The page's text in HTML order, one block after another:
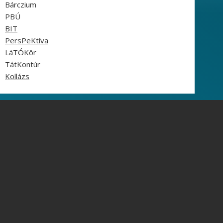
Bárczium
PBÚ
BIT
PersPeKtíva
LáTÓKör
TátKontúr
Kollázs